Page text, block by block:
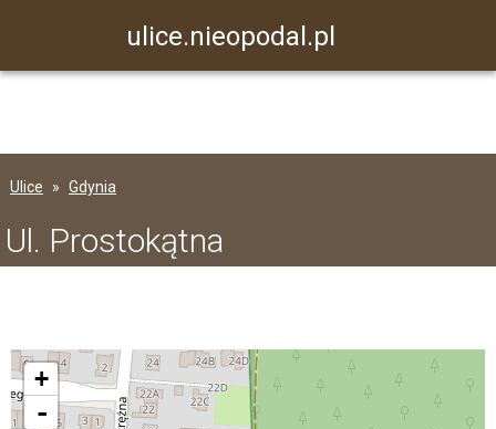
ulice.nieopodal.pl
Ulice Gdynia
Ul. Prostokątna
+
-